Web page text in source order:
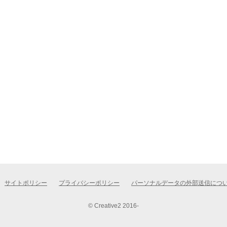
サイトポリシー プライバシーポリシー パーソナルデータの外部送信につ
© Creative2 2016-